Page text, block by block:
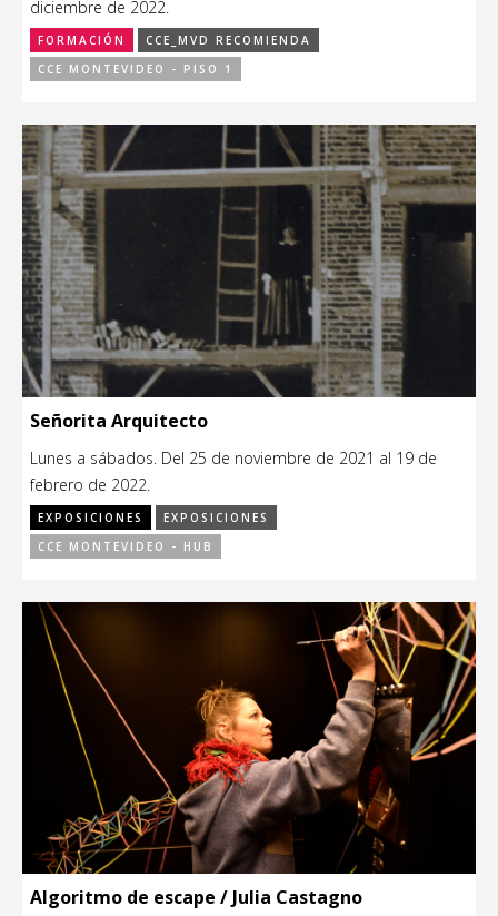
diciembre de 2022.
FORMACIÓN
CCE_MVD RECOMIENDA
CCE MONTEVIDEO - PISO 1
Señorita Arquitecto
Lunes a sábados. Del 25 de noviembre de 2021 al 19 de
febrero de 2022.
EXPOSICIONES
EXPOSICIONES
CCE MONTEVIDEO - HUB
Algoritmo de escape / Julia Castagno